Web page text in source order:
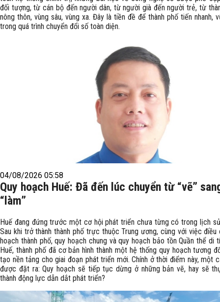
đối tượng, từ cán bộ đến người dân, từ người già đến người trẻ, từ
nông thôn, vùng sâu, vùng xa. Đây là tiền đề để thành phố tiến nhanh,
trong quá trình chuyển đổi số toàn diện.
04/08/2026 05:58
Quy hoạch Huế: Đã đến lúc chuyển từ “vẽ”
“làm”
Huế đang đứng trước một cơ hội phát triển chưa từng có trong lịch
Sau khi trở thành thành phố trực thuộc Trung ương, cùng với việc điều
hoạch thành phố, quy hoạch chung và quy hoạch bảo tồn Quần thể di
Huế, thành phố đã cơ bản hình thành một hệ thống quy hoạch tương
tạo nền tảng cho giai đoạn phát triển mới. Chính ở thời điểm này, một
được đặt ra: Quy hoạch sẽ tiếp tục dừng ở những bản vẽ, hay sẽ
thành động lực dẫn dắt phát triển?